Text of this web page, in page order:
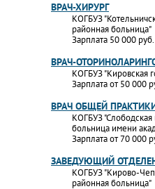
ВРАЧ-ХИРУРГ
КОГБУЗ
районная больница"
Зарплата 50 000 руб.
ВРАЧ-
КОГБУЗ "Кировская
Зарплата от 50 000
ВРАЧ ОБЩЕЙ
КОГБУЗ "Слободская
больница имени
Зарплата от 70 000
ЗАВЕДУЮЩИЙ
КОГБУЗ "Кирово-
районная больница"